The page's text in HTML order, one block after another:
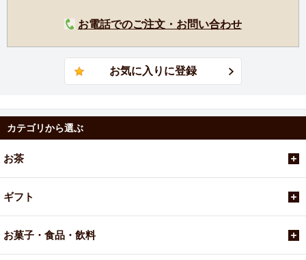
お電話でのご注文・お問い合わせ
カテゴリから選ぶ
お茶
ギフト
お菓子・食品・飲料